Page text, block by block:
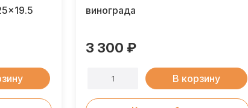
винограда
3 300 ₽
В корзину